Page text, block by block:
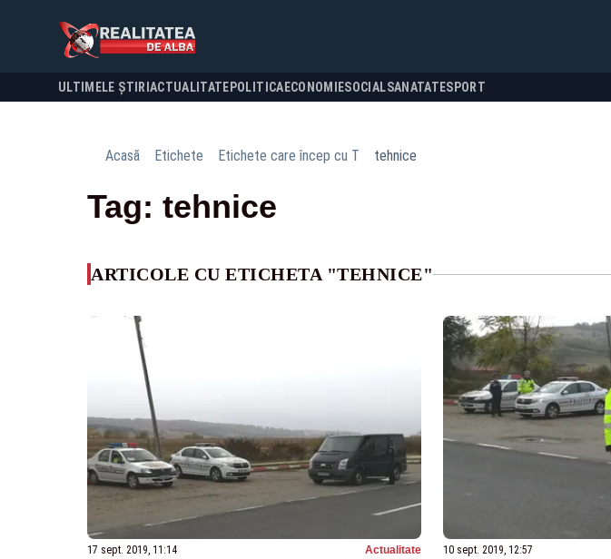
ULTIMELE ȘTIRI ACTUALITATE POLITICA ECONOMIESOCIALSANATATESPORT
Acasă Etichete Etichete care încep cu T tehnice
Tag: tehnice
ARTICOLE CU ETICHETA "TEHNICE"
17 sept. 2019, 11:14 Actualitate 10 sept. 2019, 12:57